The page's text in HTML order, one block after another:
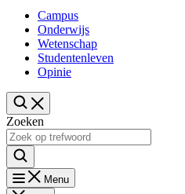
Campus
Onderwijs
Wetenschap
Studentenleven
Opinie
Zoeken
Menu